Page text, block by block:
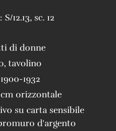
S/12.13, sc. 12
di donne
, tavolino
1900-1932
cm orizzontale
su carta sensibile
d'argento